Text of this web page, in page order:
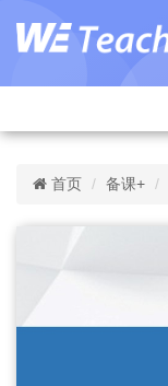
首页 备课+